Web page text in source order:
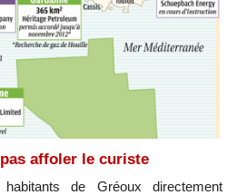
affoler le curiste